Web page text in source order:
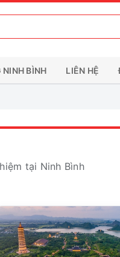
BÌNH LIÊN HỆ
tại Ninh Bình